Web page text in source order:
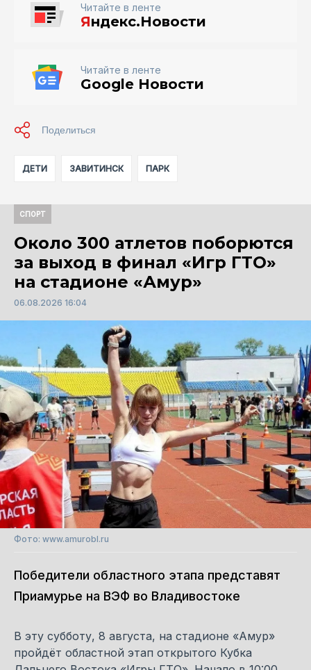
Читайте в ленте
Яндекс.Новости
Читайте в ленте
Google Новости
ДЕТИ ЗАВИТИНСК ПАРК
СПОРТ
Около 300 атлетов поборются
за выход в финал «Игр ГТО»
на стадионе «Амур»
06.08.2026 16:04
Фото: www.amurobl.ru
Победители областного этапа представят
Приамурье на ВЭФ во Владивостоке
В эту субботу, 8 августа, на стадионе «Амур»
пройдёт областной этап открытого Кубка